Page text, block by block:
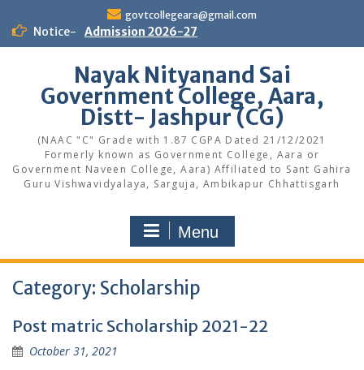
content
govtcollegeara@gmail.com
Notice- Admission 2026-27
Nayak Nityanand Sai
Government College, Aara,
Distt- Jashpur (CG)
(NAAC "C" Grade with 1.87 CGPA Dated 21/12/2021
Formerly known as Government College, Aara or
Government Naveen College, Aara) Affiliated to Sant Gahira
Guru Vishwavidyalaya, Sarguja, Ambikapur Chhattisgarh
Menu
Category: Scholarship
Post matric Scholarship 2021-22
October 31, 2021